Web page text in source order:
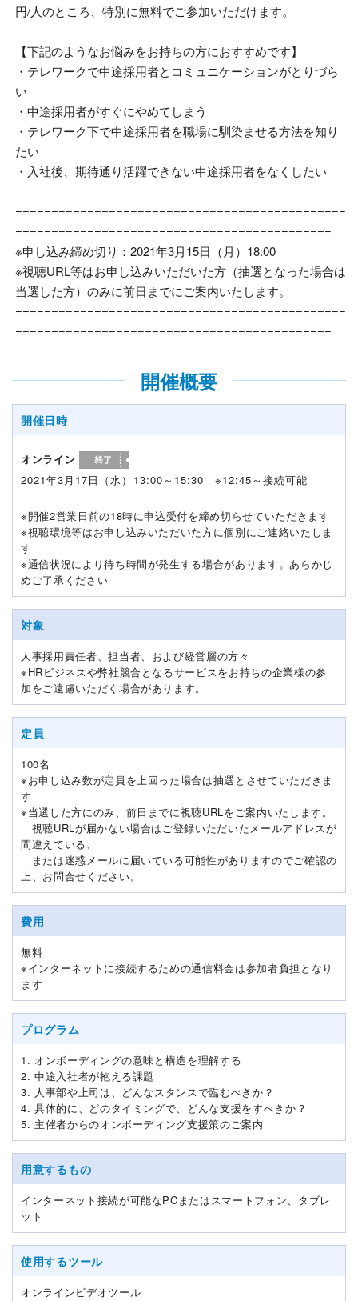
円/人のところ、特別に無料でご参加いただけます。
【下記のようなお悩みをお持ちの方におすすめです】
・テレワークで中途採用者とコミュニケーションがとりづら
い
・中途採用者がすぐにやめてしまう
・テレワーク下で中途採用者を職場に馴染ませる方法を知り
たい
・入社後、期待通り活躍できない中途採用者をなくしたい
==============================================
============================================
※申し込み締め切り：2021年3月15日（月）18:00
※視聴URL等はお申し込みいただいた方（抽選となった場合は
当選した方）のみに前日までにご案内いたします。
==============================================
============================================
開催概要
開催日時
オンライン
2021年3月17日（水）13:00～15:30 ※12:45～接続可能
※開催2営業日前の18時に申込受付を締め切らせていただきます
※視聴環境等はお申し込みいただいた方に個別にご連絡いたしま
す
※通信状況により待ち時間が発生する場合があります。あらかじ
めご了承ください
対象
人事採用責任者、担当者、および経営層の方々
※HRビジネスや弊社競合となるサービスをお持ちの企業様の参
加をご遠慮いただく場合があります。
定員
100名
※お申し込み数が定員を上回った場合は抽選とさせていただきま
す
※当選した方にのみ、前日までに視聴URLをご案内いたします。
視聴URLが届かない場合はご登録いただいたメールアドレスが
間違えている、
または迷惑メールに届いている可能性がありますのでご確認の
上、お問合せください。
費用
無料
※インターネットに接続するための通信料金は参加者負担となり
ます
プログラム
1. オンボーディングの意味と構造を理解する
2. 中途入社者が抱える課題
3. 人事部や上司は、どんなスタンスで臨むべきか？
4. 具体的に、どのタイミングで、どんな支援をすべきか？
5. 主催者からのオンボーディング支援策のご案内
用意するもの
インターネット接続が可能なPCまたはスマートフォン、タブレ
ット
使用するツール
オンラインビデオツール